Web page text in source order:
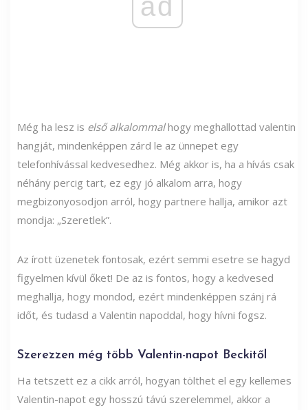
ad
Még ha lesz is első alkalommalhogy meghallottad valentin
hangját, mindenképpen zárd le az ünnepet egy
telefonhívással kedvesedhez. Még akkor is, ha a hívás csak
néhány percig tart, ez egy jó alkalom arra, hogy
megbizonyosodjon arról, hogy partnere hallja, amikor azt
mondja: „Szeretlek”.
Az írott üzenetek fontosak, ezért semmi esetre se hagyd
figyelmen kívül őket! De az is fontos, hogy a kedvesed
meghallja, hogy mondod, ezért mindenképpen szánj rá
időt, és tudasd a Valentin napoddal, hogy hívni fogsz.
Szerezzen még több Valentin-napot Beckitől
Ha tetszett ez a cikk arról, hogyan tölthet el egy kellemes
Valentin-napot egy hosszú távú szerelemmel, akkor a